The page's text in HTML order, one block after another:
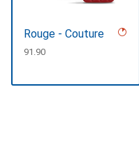
Rouge - Couture
CHF
91.90